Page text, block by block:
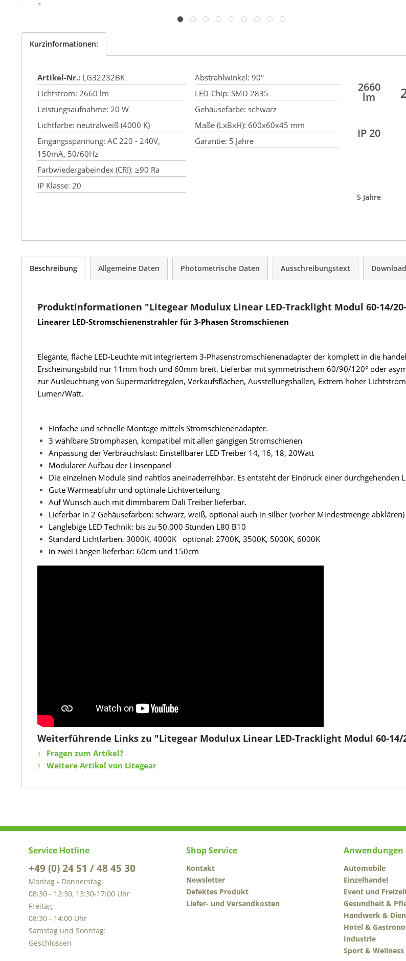
Kurzinformationen:
Artikel-Nr.: LG32232BK
Lichtstrom: 2660 lm
Leistungs­aufnahme: 20 W
Lichtfarbe: neutralweiß (4000 K)
Eingangsspannung: AC 220 - 240V,
150mA, 50/60Hz
Farbwieder­gabeindex (CRI): ≥90 Ra
IP Klasse: 20
Abstrahl­winkel: 90°
LED-Chip: SMD 2835
Gehäusefarbe: schwarz
Maße (LxBxH): 600x60x45 mm
Garantie: 5 Jahre
2660
lm
IP 20
5 Jahre
Beschreibung Allgemeine Daten Photometrische Daten Ausschreibungstext Download
Produktinformationen "Litegear Modulux Linear LED-Tracklight Modul 60-14/20-
Linearer LED-Stromschienenstrahler für 3-Phasen Stromschienen
Elegante, flache LED-Leuchte mit integriertem 3-Phasenstromschienenadapter der komplett in die
Erscheinungsbild nur 11mm hoch und 60mm breit. Lieferbar mit symmetrischem 60/90/120° oder
zur Ausleuchtung von Supermarktregalen, Verkaufsflächen, Ausstellungshallen, Extrem hoher
Lumen/Watt.
Einfache und schnelle Montage mittels Stromschienenadapter.
3 wählbare Stromphasen, kompatibel mit allen gängigen Stromschienen
Anpassung der Verbrauchslast: Einstellbarer LED Treiber 14, 16, 18, 20Watt
Modularer Aufbau der Linsenpanel
Die einzelnen Module sind nahtlos aneinaderreihbar. Es entsteht der Eindruck einer durchgehenden
Gute Wärmeabfuhr und optimale Lichtverteilung
Auf Wunsch auch mit dimmbarem Dali Treiber lieferbar.
Lieferbar in 2 Gehäusefarben: schwarz, weiß, optional auch in silber (vorher Mindestmenge abklären)
Langlebige LED Technik: bis zu 50.000 Stunden L80 B10
Standard Lichtfarben. 3000K, 4000K optional: 2700K, 3500K, 5000K, 6000K
in zwei Längen lieferbar: 60cm und 150cm
Weiterführende Links zu "Litegear Modulux Linear LED-Tracklight Modul 60-14/
Fragen zum Artikel?
Weitere Artikel von Litegear
Service Hotline
+49 (0) 24 51 / 48 45 30
Montag - Donnerstag:
08:30 - 12:30, 13:30-17:00 Uhr
Freitag:
08:30 - 14:00 Uhr
Samstag und Sonntag:
Geschlossen
Shop Service
Kontakt
Newsletter
Defektes Produkt
Liefer- und Versandkosten
Anwendungen
Automobile
Einzelhandel
Event und
Gesundheit &
Handwerk &
Hotel &
Industrie
Sport & Wellness